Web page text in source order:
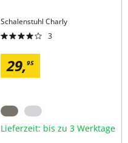
Schalenstuhl Charly
3
29,95
Lieferzeit: bis zu 3 Werktage